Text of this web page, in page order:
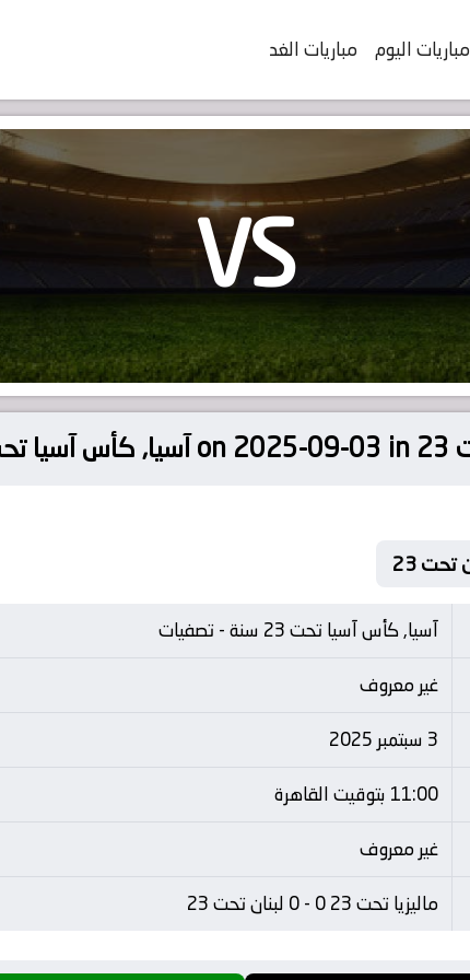
مباريات اليوم مباريات الغد
VS
آسيا, كأس آسيا تحت 23 سنة - تصفيات
غير معروف
3 سبتمبر 2025
11:00 بتوقيت القاهرة
غير معروف
ماليزيا تحت 23 0 - 0 لبنان تحت 23